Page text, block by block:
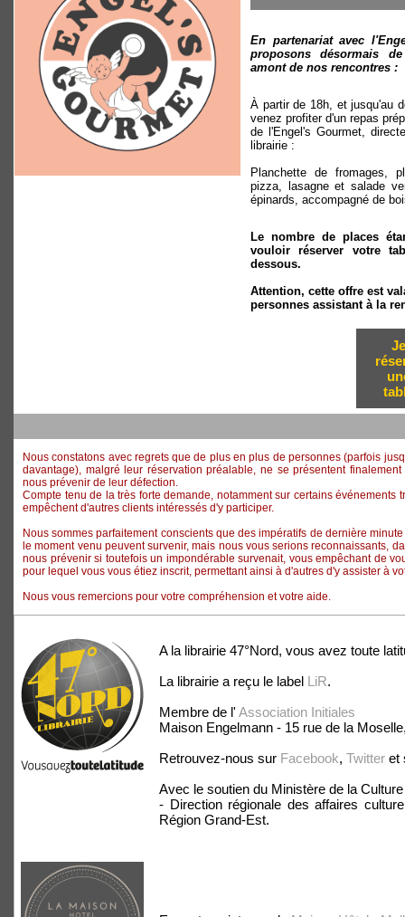
En partenariat avec
proposons désormais
amont de nos rencontres :
À partir de 18h, et jusqu'au
venez profiter d'un repas
de l'Engel's Gourmet,
librairie :
Planchette de fromages,
pizza, lasagne et salade
épinards, accompagné de
Le nombre de places
vouloir réserver votre
dessous.
Attention, cette offre est
personnes assistant à la
Je
Nous constatons avec regrets que de plus en plus de personnes (parfois
davantage), malgré leur réservation préalable, ne se présentent
nous prévenir de leur défection.
Compte tenu de la très forte demande, notamment sur certains événements
empêchent d'autres clients intéressés d'y participer.
Nous sommes parfaitement conscients que des impératifs de dernière
le moment venu peuvent survenir, mais nous vous serions reconnaissants,
nous prévenir si toutefois un impondérable survenait, vous empêchant de
pour lequel vous vous étiez inscrit, permettant ainsi à d'autres d'y assister à
Nous vous remercions pour votre compréhension et votre aide.
A la librairie 47°Nord, vous avez toute
La librairie a reçu le label LiR.
Membre de l' Association Initiales
Maison Engelmann - 15 rue de la
Retrouvez-nous sur Facebook, Twitter et
Avec le soutien du Ministère de la
- Direction régionale des affaires
Région Grand-Est.